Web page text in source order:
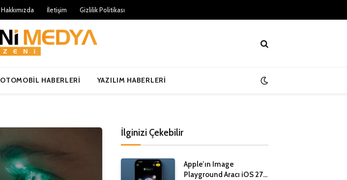
Hakkımızda İletişim Gizlilik Politikası
OTOMOBIL HABERLERI YAZILIM HABERLERI
İlginizi Çekebilir
Apple’ın Image
Playground Aracı iOS 27